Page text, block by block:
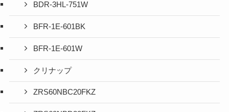
BDR-3HL-751W
BFR-1E-601BK
BFR-1E-601W
クリナップ
ZRS60NBC20FKZ